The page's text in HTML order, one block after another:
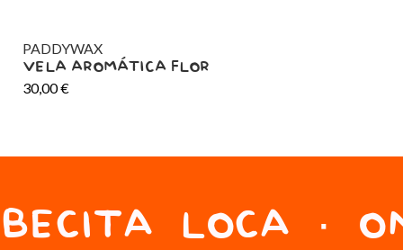
PADDYWAX
VELA AROMÁTICA FLOR
30,00€
LOCA ·